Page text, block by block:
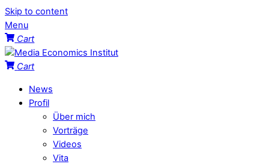
Skip to content
Menu
Cart
Cart
News
Profil
Über mich
Vorträge
Videos
Vita